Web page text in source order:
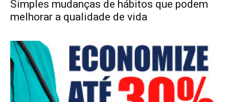
Simples mudanças de hábitos que podem
melhorar a qualidade de vida